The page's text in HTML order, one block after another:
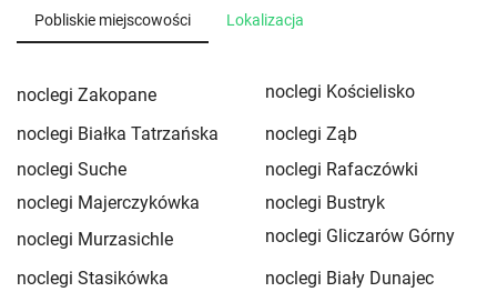
Pobliskie miejscowości Lokalizacja
noclegi Zakopane
noclegi Kościelisko
noclegi Białka Tatrzańska
noclegi Ząb
noclegi Suche
noclegi Rafaczówki
noclegi Majerczykówka
noclegi Bustryk
noclegi Murzasichle
noclegi Gliczarów Górny
noclegi Stasikówka
noclegi Biały Dunajec